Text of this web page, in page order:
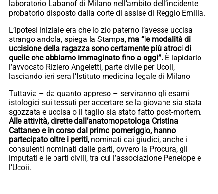
laboratorio Labanof di Milano nell’ambito dell’incidente
probatorio disposto dalla corte di assise di Reggio Emilia.
L’ipotesi iniziale era che lo zio paterno l’avesse uccisa
strangolandola, spiega la Stampa, ma “le modalità di
uccisione della ragazza sono certamente più atroci di
quelle che abbiamo immaginato fino a oggi”. È lapidario
l’avvocato Riziero Angeletti, parte civile per Ucoii,
lasciando ieri sera l’Istituto medicina legale di Milano
Tuttavia – da quanto appreso – serviranno gli esami
istologici sui tessuti per accertare se la giovane sia stata
sgozzata e uccisa o il taglio sia stato fatto post-mortem.
Alle attività, dirette dall’anatomopatologa Cristina
Cattaneo e in corso dal primo pomeriggio, hanno
partecipato oltre i periti, nominati dai giudici, anche i
consulenti nominati dalle parti, ovvero la Procura, gli
imputati e le parti civili, tra cui l’associazione Penelope e
l’Ucoii.